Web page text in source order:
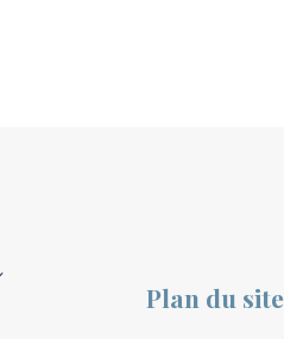
Plan du site